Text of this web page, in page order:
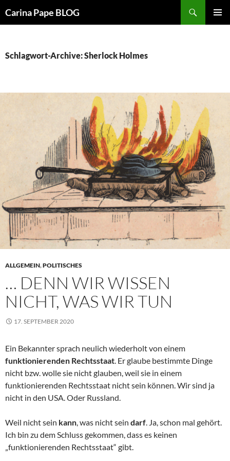
Carina Pape BLOG
Schlagwort-Archive: Sherlock Holmes
ALLGEMEIN,POLITISCHES
… DENN WIR WISSEN
NICHT, WAS WIR TUN
17. SEPTEMBER 2020
Ein Bekannter sprach neulich wiederholt von einem
funktionierenden Rechtsstaat. Er glaube bestimmte Dinge
nicht bzw. wolle sie nicht glauben, weil sie in einem
funktionierenden Rechtsstaat nicht sein können. Wir sind ja
nicht in den USA. Oder Russland.
Weil nicht sein kann, was nicht sein darf. Ja, schon mal gehört.
Ich bin zu dem Schluss gekommen, dass es keinen
„funktionierenden Rechtsstaat“ gibt.